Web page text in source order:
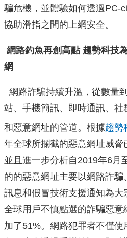
騙危機，並體驗如何透過PC-
協助滑指之間的上網安全。
網路釣魚再創高點 趨勢科技
網
網路詐騙持續升溫，從數量
站、手機簡訊、即時通訊、
和惡意網址的管道。根據趨勢
年全球所攔截的惡意網址威
並且進一步分析自2019年6月
的的惡意網址主要以網路詐
訊息和假冒技術支援通知為大
全球用戶不慎點選的詐騙惡
加了51%。網路犯罪者不僅